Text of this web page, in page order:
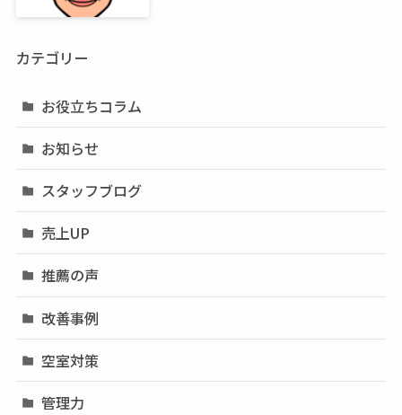
カテゴリー
お役立ちコラム
お知らせ
スタッフブログ
売上UP
推薦の声
改善事例
空室対策
管理力